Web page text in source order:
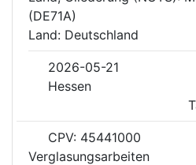
(DE71A)
Land: Deutschland
2026-05-21
Hessen
CPV: 45441000
Verglasungsarbeiten